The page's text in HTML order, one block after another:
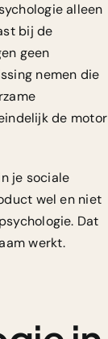
alleen
bij de
geen
nemen die
de motor
je sociale
wel en niet
Dat
werkt.